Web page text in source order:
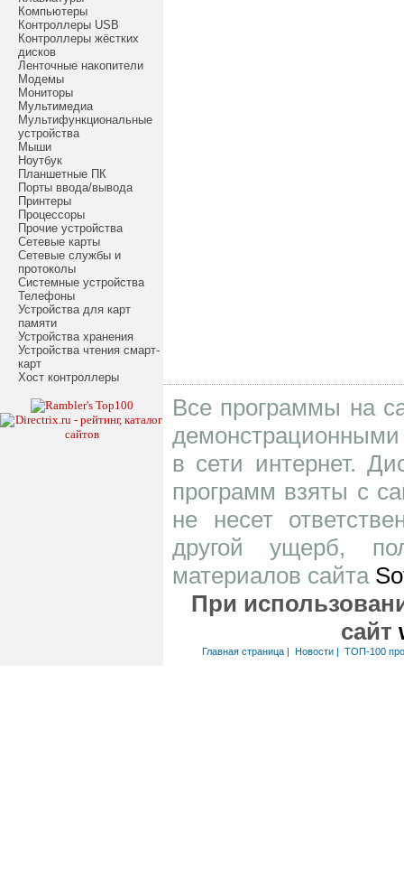
Компьютеры
Контроллеры USB
Контроллеры жёстких
дисков
Ленточные накопители
Модемы
Мониторы
Мультимедиа
Мультифункциональные
устройства
Мыши
Ноутбук
Планшетные ПК
Порты ввода/вывода
Принтеры
Процессоры
Прочие устройства
Сетевые карты
Сетевые службы и
протоколы
Системные устройства
Телефоны
Устройства для карт
памяти
Устройства хранения
Устройства чтения смарт-
карт
Хост контроллеры
Все программы на
в сети интернет.
программ взяты с
не несет
другой ущерб,
материалов сайта
При
сайт
Главная страница| Новости| ТОП-100